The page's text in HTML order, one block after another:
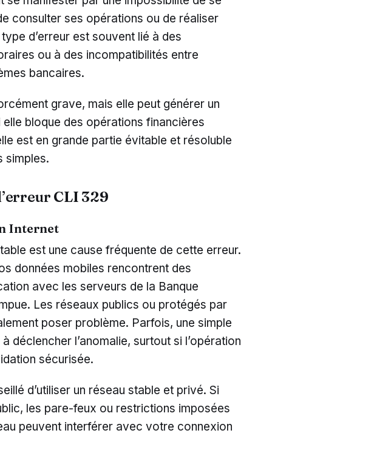
consulter ses opérations ou de réaliser
d’erreur est souvent lié à des
ou à des incompatibilités entre
bancaires.
grave, mais elle peut générer un
bloque des opérations financières
est en grande partie évitable et résoluble
simples.
CLI 329
Internet
est une cause fréquente de cette erreur.
données mobiles rencontrent des
avec les serveurs de la Banque
Les réseaux publics ou protégés par
poser problème. Parfois, une simple
déclencher l’anomalie, surtout si l’opération
sécurisée.
d’utiliser un réseau stable et privé. Si
les pare-feux ou restrictions imposées
peuvent interférer avec votre connexion